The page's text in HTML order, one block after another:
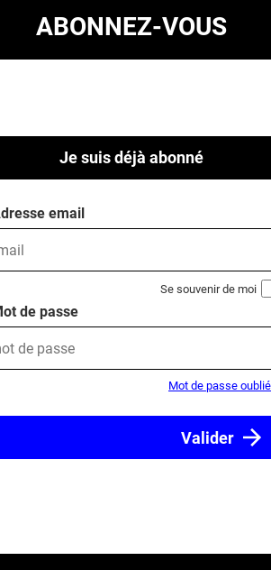
ABONNEZ-VOUS
Je suis déjà abonné
email
Se souvenir de moi
de passe
Mot de passe